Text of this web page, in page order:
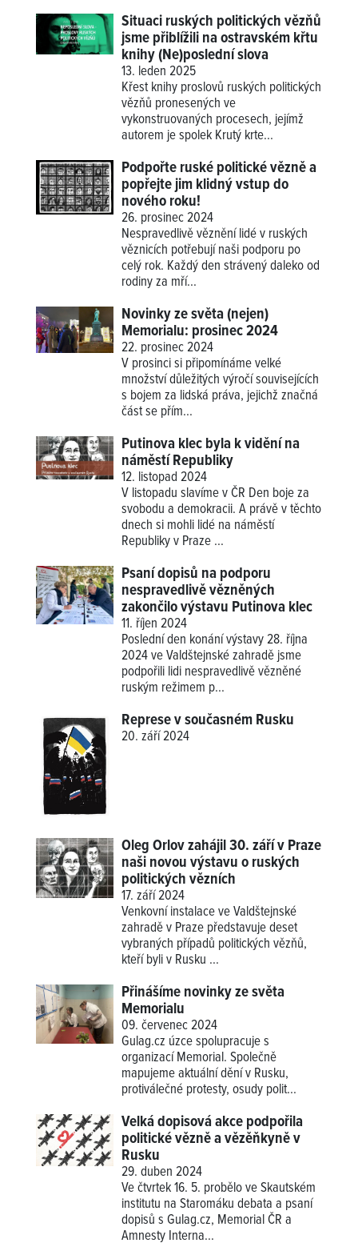
Situaci ruských politických vězňů
jsme přiblížili na ostravském křtu
knihy (Ne)poslední slova
13. leden 2025
Křest knihy proslovů ruských politických
vězňů pronesených ve
vykonstruovaných procesech, jejímž
autorem je spolek Krutý krte...
Podpořte ruské politické vězně a
popřejte jim klidný vstup do
nového roku!
26. prosinec 2024
Nespravedlivě věznění lidé v ruských
věznicích potřebují naši podporu po
celý rok. Každý den strávený daleko od
rodiny za mří...
Novinky ze světa (nejen)
Memorialu: prosinec 2024
22. prosinec 2024
V prosinci si připomínáme velké
množství důležitých výročí souvisejících
s bojem za lidská práva, jejichž značná
část se přím...
Putinova klec byla k vidění na
náměstí Republiky
12. listopad 2024
V listopadu slavíme v ČR Den boje za
svobodu a demokracii. A právě v těchto
dnech si mohli lidé na náměstí
Republiky v Praze ...
Psaní dopisů na podporu
nespravedlivě vězněných
zakončilo výstavu Putinova klec
11. říjen 2024
Poslední den konání výstavy 28. října
2024 ve Valdštejnské zahradě jsme
podpořili lidi nespravedlivě vězněné
ruským režimem p...
Represe v současném Rusku
20. září 2024
Oleg Orlov zahájil 30. září v Praze
naši novou výstavu o ruských
politických vězních
17. září 2024
Venkovní instalace ve Valdštejnské
zahradě v Praze představuje deset
vybraných případů politických vězňů,
kteří byli v Rusku ...
Přinášíme novinky ze světa
Memorialu
09. červenec 2024
Gulag.cz úzce spolupracuje s
organizací Memorial. Společně
mapujeme aktuální dění v Rusku,
protiválečné protesty, osudy polit...
Velká dopisová akce podpořila
politické vězně a vězěňkyně v
Rusku
29. duben 2024
Ve čtvrtek 16. 5. probělo ve Skautském
institutu na Staromáku debata a psaní
dopisů s Gulag.cz, Memorial ČR a
Amnesty Interna...